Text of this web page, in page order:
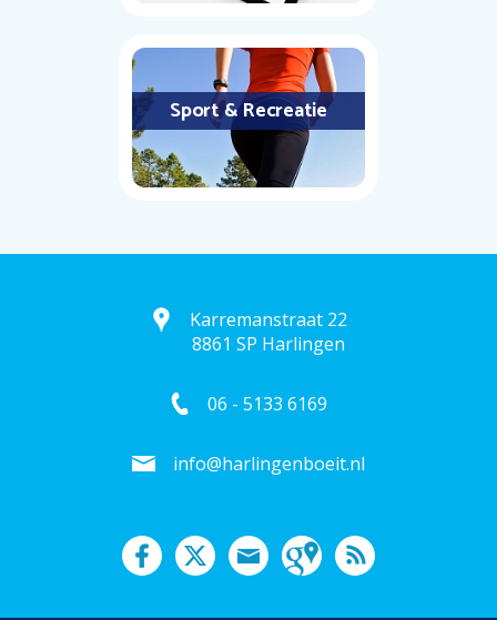
Sport & Recreatie
Karremanstraat 22
8861 SP Harlingen
06 - 5133 6169
info@harlingenboeit.nl